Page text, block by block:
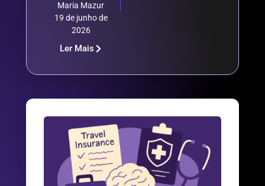
Maria Mazur
19 de junho de
2026
Ler Mais